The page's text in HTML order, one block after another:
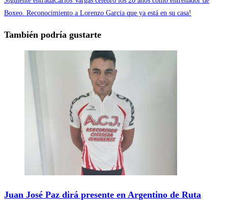
Boxeo. Reconocimiento a Lorenzo Garcia que ya está en su casa!
También podría gustarte
Juan José Paz dirá presente en Argentino de Ruta